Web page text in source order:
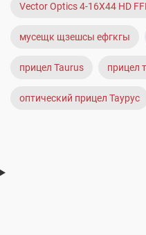
Vector Optics 4-16X44 HD
мусещк щзешсы ефгкгы
прицел Taurus прицел
оптический прицел Таурус